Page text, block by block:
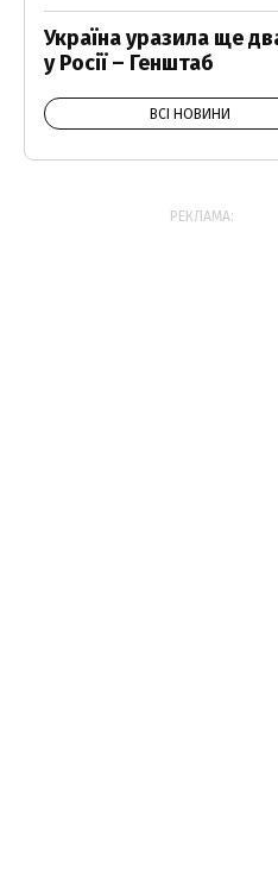
Україна уразила ще
у Росії – Генштаб
ВСІ НОВИНИ
РЕКЛАМА: